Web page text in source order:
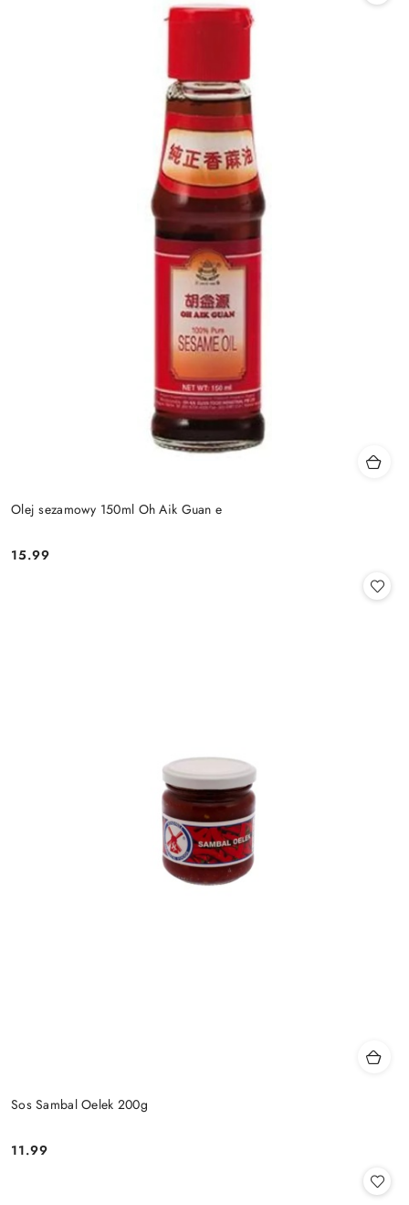
Olej sezamowy 150ml Oh Aik Guan e
Cena:
15.99
Sos Sambal Oelek 200g
Cena:
11.99